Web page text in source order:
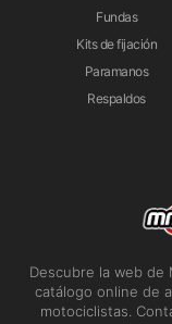
Fundas
Kits de fijación
Paramanos
Respaldos
Descubre la web de
catálogo online de
motociclistas.